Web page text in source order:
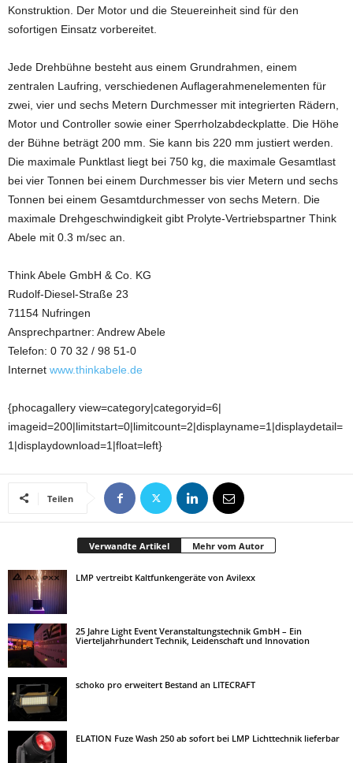
Konstruktion. Der Motor und die Steuereinheit sind für den
sofortigen Einsatz vorbereitet.
Jede Drehbühne besteht aus einem Grundrahmen, einem
zentralen Laufring, verschiedenen Auflagerahmenelementen für
zwei, vier und sechs Metern Durchmesser mit integrierten Rädern,
Motor und Controller sowie einer Sperrholzabdeckplatte. Die Höhe
der Bühne beträgt 200 mm. Sie kann bis 220 mm justiert werden.
Die maximale Punktlast liegt bei 750 kg, die maximale Gesamtlast
bei vier Tonnen bei einem Durchmesser bis vier Metern und sechs
Tonnen bei einem Gesamtdurchmesser von sechs Metern. Die
maximale Drehgeschwindigkeit gibt Prolyte-Vertriebspartner Think
Abele mit 0.3 m/sec an.
Think Abele GmbH & Co. KG
Rudolf-Diesel-Straße 23
71154 Nufringen
Ansprechpartner: Andrew Abele
Telefon: 0 70 32 / 98 51-0
Internet www.thinkabele.de
{phocagallery view=category|categoryid=6|
imageid=200|limitstart=0|limitcount=2|displayname=1|displaydetail=
1|displaydownload=1|float=left}
Teilen
Verwandte Artikel Mehr vom Autor
LMP vertreibt Kaltfunkengeräte von Avilexx
25 Jahre Light Event Veranstaltungstechnik GmbH – Ein
Vierteljahrhundert Technik, Leidenschaft und Innovation
schoko pro erweitert Bestand an LITECRAFT
ELATION Fuze Wash 250 ab sofort bei LMP Lichttechnik lieferbar